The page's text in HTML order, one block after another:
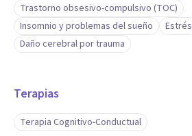
Trastorno obsesivo-compulsivo (TOC)
Insomnio y problemas del sueño
Estrés
Daño cerebral por trauma
Terapias
Terapia Cognitivo-Conductual